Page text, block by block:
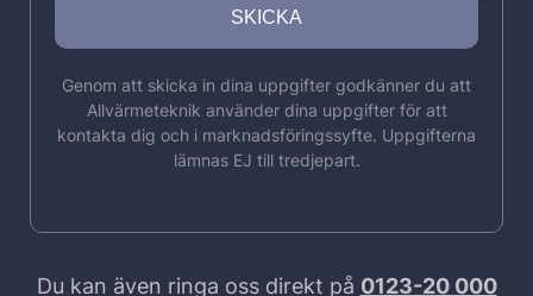
Genom att skicka in dina uppgifter godkänner du att
Allvärmeteknik använder dina uppgifter för att
kontakta dig och i marknadsföringssyfte. Uppgifterna
lämnas EJ till tredjepart.
Du kan även ringa oss direkt på 0123-20 000